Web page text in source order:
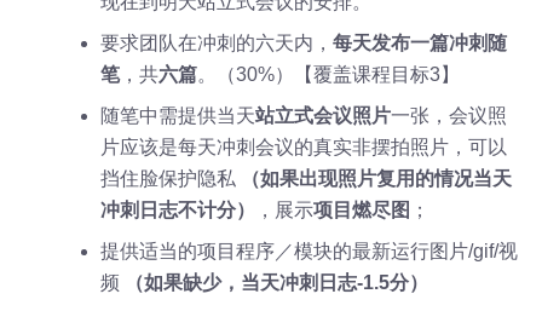
要求团队在冲刺的六天内，每天发布一篇冲刺随
笔，共六篇。（30%）【覆盖课程目标3】
随笔中需提供当天站立式会议照片一张，会议照
片应该是每天冲刺会议的真实非摆拍照片，可以
挡住脸保护隐私
（如果出现照片复用的情况当天
冲刺日志不计分）
，展示项目燃尽图 ；
提供适当的项目程序／模块的最新运行图片/gif/视
频
（如果缺少，当天冲刺日志-1.5分）